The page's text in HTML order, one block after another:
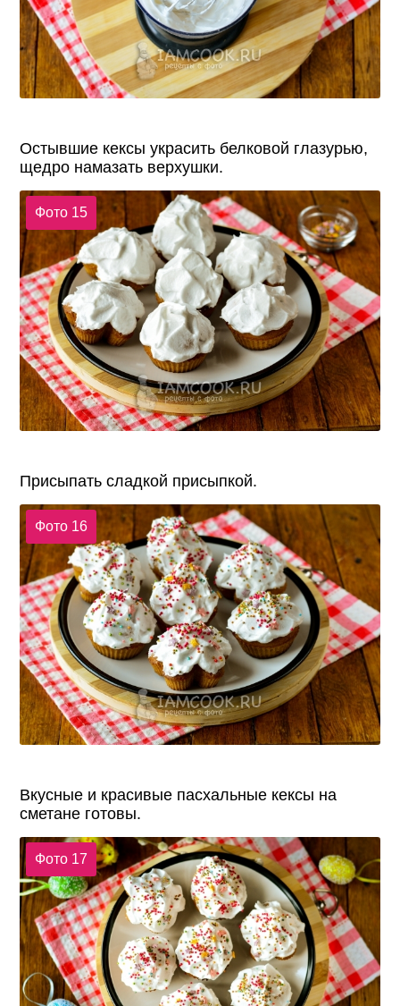
Остывшие кексы украсить белковой глазурью,
щедро намазать верхушки.
Фото 15
Присыпать сладкой присыпкой.
Фото 16
Вкусные и красивые пасхальные кексы на
сметане готовы.
Фото 17